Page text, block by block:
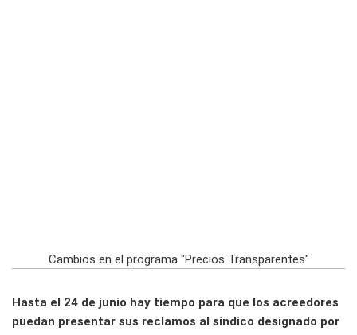
Cambios en el programa "Precios Transparentes"
Hasta el 24 de junio hay tiempo para que los acreedores
puedan presentar sus reclamos al síndico designado por